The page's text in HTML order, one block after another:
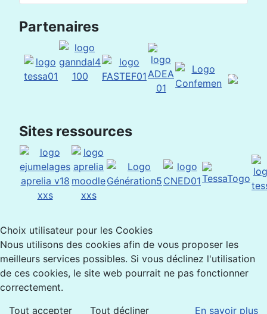
Partenaires
Sites ressources
Choix utilisateur pour les Cookies
Nous utilisons des cookies afin de vous proposer les
meilleurs services possibles. Si vous déclinez l'utilisation
de ces cookies, le site web pourrait ne pas fonctionner
correctement.
Tout accepter
Tout décliner En savoir plus